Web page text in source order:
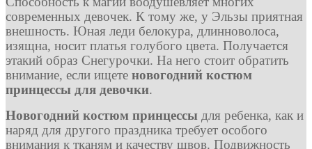
современных девочек. К тому же, у Эльзы приятная
внешность. Юная леди белокура, длинноволоса,
изящна, носит платья голубого цвета. Получается
этакий образ Снегурочки. На него стоит обратить
внимание, если ищете новогодний костюм
принцессы для девочки.
Новогодний костюм принцессы для ребенка, как и
наряд для другого праздника требует особого
внимания к тканям и качеству швов. Подвижность